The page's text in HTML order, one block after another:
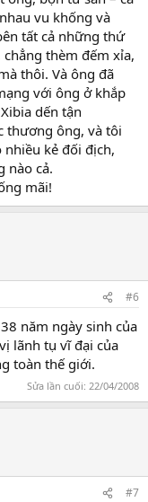
vu khống và
tất cả những thứ
thèm đếm xỉa,
thôi. Và ông đã
với ông ở khắp
dến tận
thương ông, và tôi
kẻ đối địch,
nào cả.
mãi!
#6
năm ngày sinh của
lãnh tụ vĩ đại của
toàn thế giới.
Sửa lần cuối: 22/04/2008
#7